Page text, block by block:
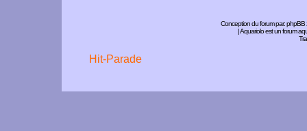
Conception du forum par:phpBB
| Aquariolo est un forum